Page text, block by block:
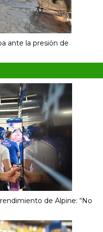
ante la presión de
de Alpine: “No